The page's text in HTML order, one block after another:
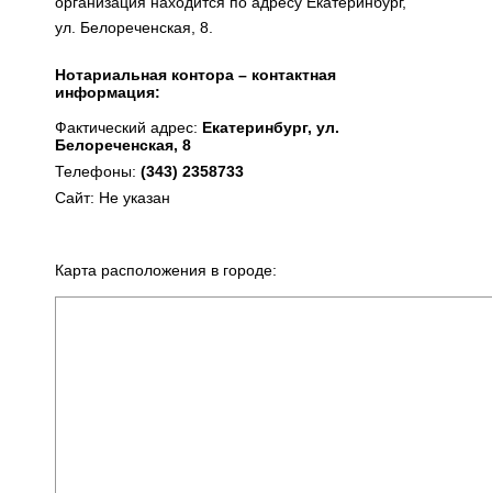
ул. Белореченская, 8.
Нотариальная контора – контактная
информация:
Фактический адрес: Екатеринбург, ул.
Белореченская, 8
Телефоны: (343) 2358733
Сайт: Не указан
Карта расположения в городе: